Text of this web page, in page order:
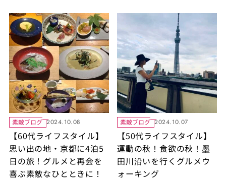
素敵ブログ 2024.10.08
【60代ライフスタイル】
思い出の地・京都に4泊5
日の旅！グルメと再会を
喜ぶ素敵なひとときに！
素敵ブログ 2024.10.07
【50代ライフスタイル】
運動の秋！食欲の秋！墨
田川沿いを行くグルメウ
ォーキング